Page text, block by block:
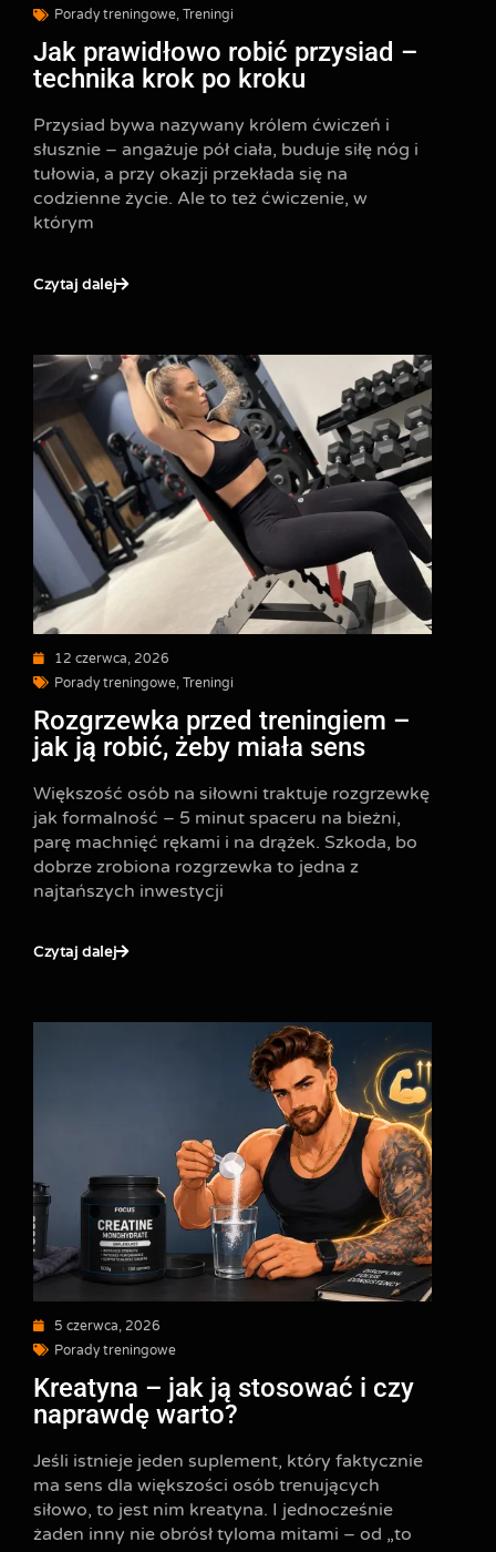
Porady treningowe, Treningi
Jak prawidłowo robić przysiad –
technika krok po kroku
Przysiad bywa nazywany królem ćwiczeń i
słusznie – angażuje pół ciała, buduje siłę nóg i
tułowia, a przy okazji przekłada się na
codzienne życie. Ale to też ćwiczenie, w
którym
Czytaj dalej
12 czerwca, 2026
Porady treningowe Treningi
Rozgrzewka przed treningiem –
jak ją robić, żeby miała sens
Większość osób na siłowni traktuje rozgrzewkę
jak formalność – 5 minut spaceru na bieżni,
parę machnięć rękami i na drążek. Szkoda, bo
dobrze zrobiona rozgrzewka to jedna z
najtańszych inwestycji
Czytaj dalej
5 czerwca, 2026
Porady treningowe
Kreatyna – jak ją stosować i czy
naprawdę warto?
Jeśli istnieje jeden suplement, który faktycznie
ma sens dla większości osób trenujących
siłowo, to jest nim kreatyna. I jednocześnie
żaden inny nie obrósł tyloma mitami – od „to